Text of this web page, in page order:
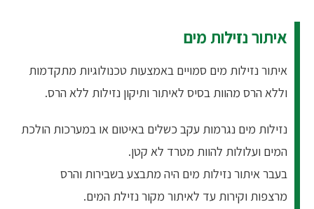
איתור נזילות מים
איתור נזילות מים סמויים באמצעות טכנולוגיות מתקדמות
וללא הרס מהוות בסיס לאיתור ותיקון נזילות ללא הרס.
נזילות מים נגרמות עקב כשלים באיטום או במערכות הולכת
המים ועלולות להוות מטרד לא קטן.
בעבר איתור נזילות מים היה מתבצע בשבירות והרס
מרצפות וקירות עד לאיתור מקור נזילת המים.